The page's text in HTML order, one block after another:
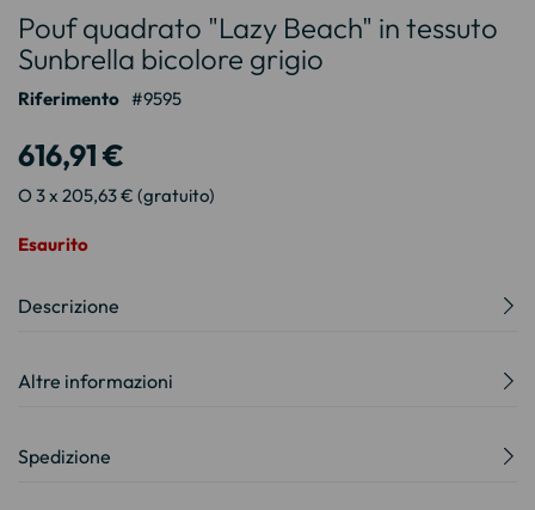
all'inizio
della
galleria
di
Pouf quadrato "Lazy Beach" in tessuto
Sunbrella bicolore grigio
Riferimento 9595
616,91 €
O 3 x 205,63 € (gratuito)
Esaurito
Descrizione
Altre informazioni
Spedizione